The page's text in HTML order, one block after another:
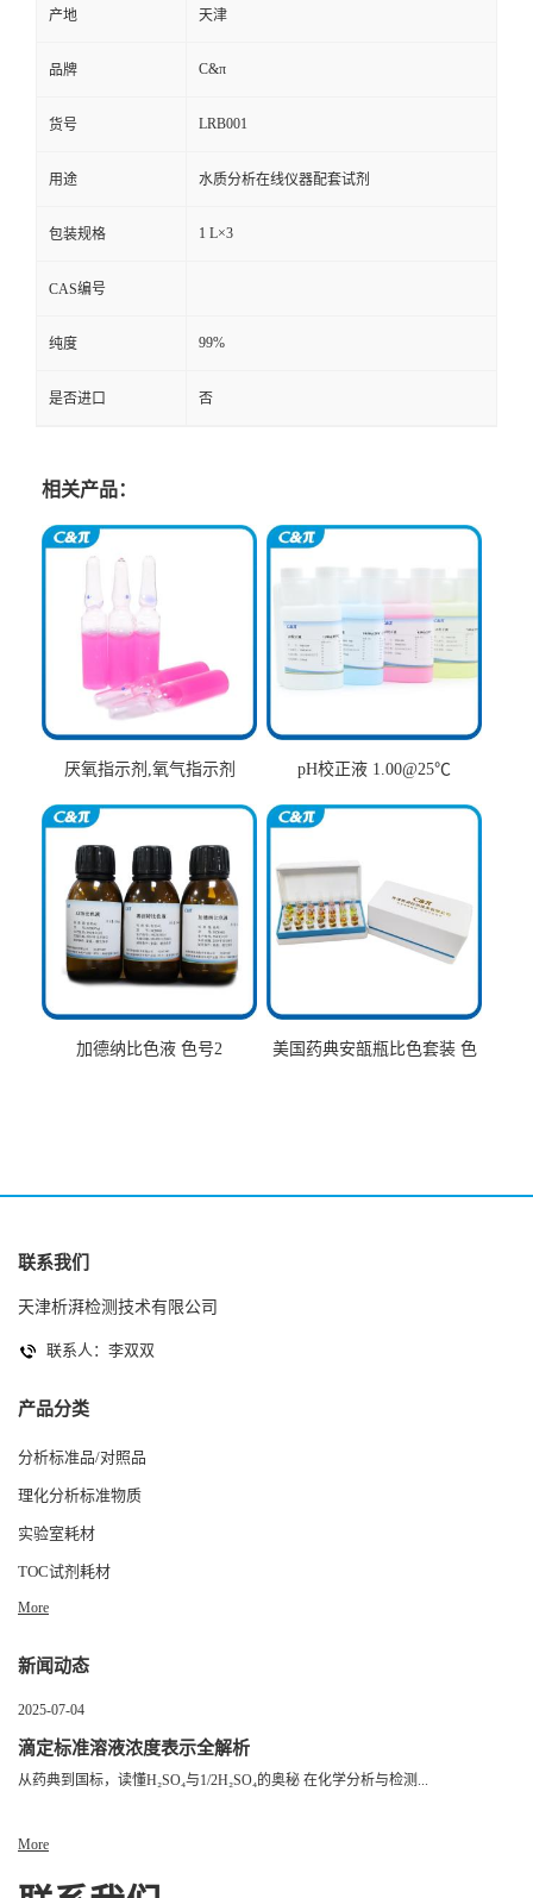
产地 天津
品牌 C&π
货号 LRB001
用途 水质分析在线仪器配套试剂
包装规格 1 L×3
CAS编号
纯度 99%
是否进口 否
相关产品：
厌氧指示剂,氧气指示剂 pH校正液 1.00@25℃
加德纳比色液 色号2
美国药典安瓿瓶比色套装 色
联系我们
天津析湃检测技术有限公司
联系人：李双双
产品分类
分析标准品/对照品
理化分析标准物质
实验室耗材
TOC试剂耗材
More
新闻动态
2025-07-04
滴定标准溶液浓度表示全解析
从药典到国标，读懂H₂SO₄与1/2H₂SO₄的奥秘 在化学分析与检测...
More